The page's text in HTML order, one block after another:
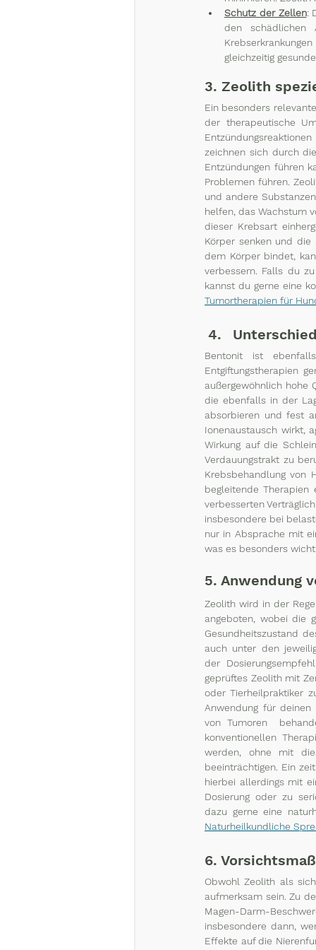
Schutz der Zellen:
den schädlichen
gleichzeitig
3. Zeolith
Ein besonders
der therapeutische
zeichnen sich durch
Entzündungen führen
Problemen führen.
und andere
helfen, das Wachstum
dieser Krebsart
Körper senken und
dem Körper bindet,
verbessern. Falls du
kannst du gerne eine
Tumortherapien für
Bentonit ist
Entgiftungstherapien
außergewöhnlich hohe
die ebenfalls in der
absorbieren und fest
Ionenaustausch wirkt,
Wirkung auf die
Verdauungstrakt zu
Krebsbehandlung von
begleitende Therapien
verbesserten
insbesondere bei
nur in Absprache mit
was es besonders
5. Anwendung
Zeolith wird in der
angeboten, wobei die
Gesundheitszustand
auch unter den
der
geprüftes Zeolith mit
oder Tierheilpraktiker
Anwendung für deinen
von Tumoren
konventionellen
werden, ohne mit
beeinträchtigen. Ein
hierbei allerdings mit
Dosierung oder zu
Naturheilkundliche
6.
Obwohl Zeolith als
aufmerksam sein. Zu
Magen-Darm-
insbesondere dann,
Effekte auf die